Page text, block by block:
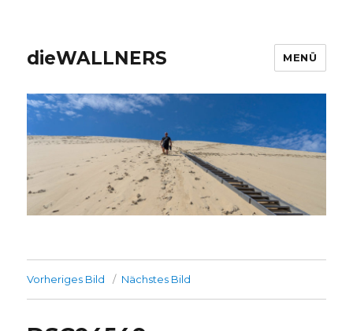
dieWALLNERS MENÜ
Vorheriges Bild Nächstes Bild